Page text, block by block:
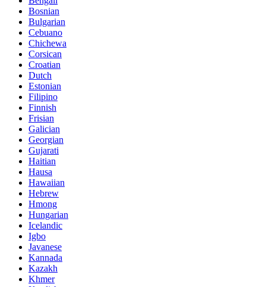
Bosnian
Bulgarian
Cebuano
Chichewa
Corsican
Croatian
Dutch
Estonian
Filipino
Finnish
Frisian
Galician
Georgian
Gujarati
Haitian
Hausa
Hawaiian
Hebrew
Hmong
Hungarian
Icelandic
Igbo
Javanese
Kannada
Kazakh
Khmer